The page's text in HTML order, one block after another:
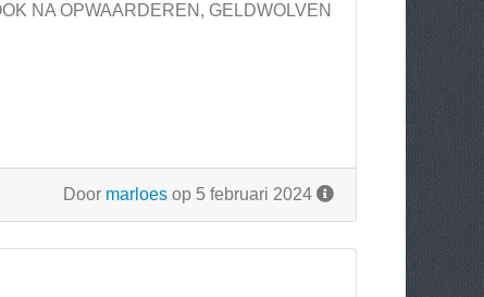
NA OPWAARDEREN, GELDWOLVEN
Door marloes op 5 februari 2024